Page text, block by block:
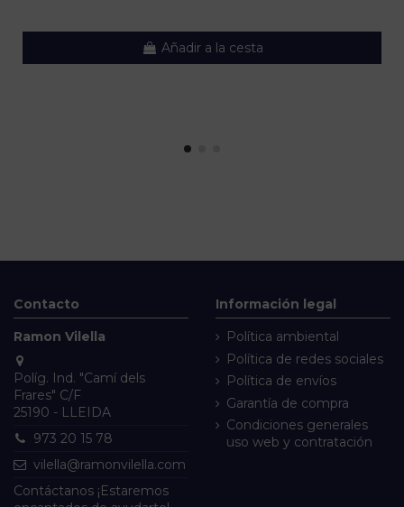
Añadir a la cesta
Contacto
Ramon Vilella
Políg. Ind. "Camí dels
Frares" C/F
25190 - LLEIDA
973 20 15 78
vilella@ramonvilella.com
Contáctanos ¡Estaremos
Información legal
Política ambiental
Política de redes sociales
Política de envíos
Garantía de compra
Condiciones generales
uso web y contratación